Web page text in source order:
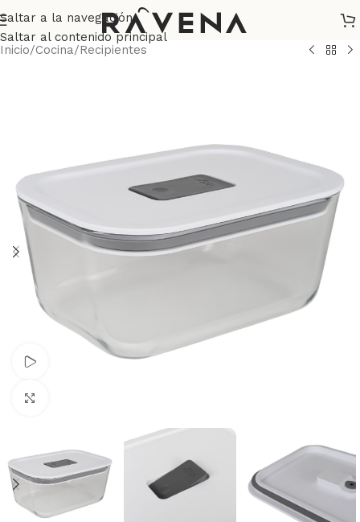
Saltar a la navegación
Saltar al contenido principal
Inicio/Cocina/Recipientes